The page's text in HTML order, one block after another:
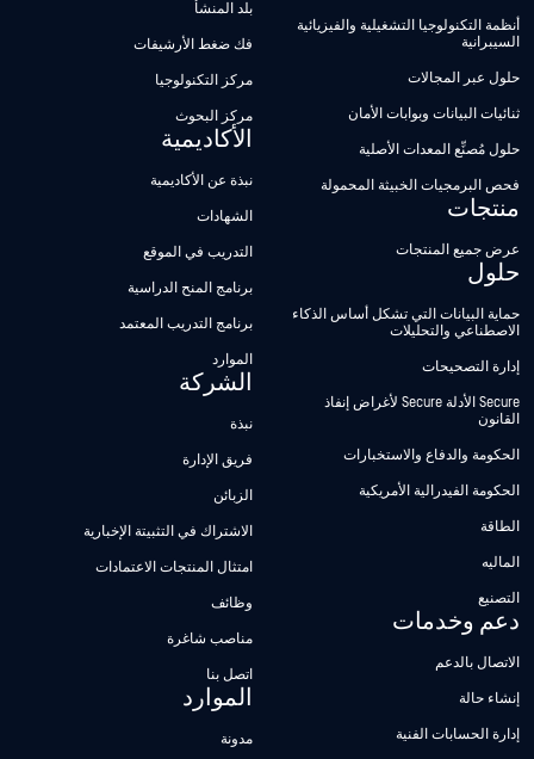
أنظمة التكنولوجيا التشغيلية والفيزيائية
السيبرانية
حلول عبر المجالات
ثنائيات البيانات وبوابات الأمان
حلول مُصنِّع المعدات الأصلية
فحص البرمجيات الخبيثة المحمولة
منتجات
عرض جميع المنتجات
حلول
حماية البيانات التي تشكل أساس الذكاء
الاصطناعي والتحليلات
إدارة التصحيحات
Secure الأدلة Secure لأغراض إنفاذ
القانون
الحكومة والدفاع والاستخبارات
الحكومة الفيدرالية الأمريكية
الطاقة
الماليه
التصنيع
دعم وخدمات
الاتصال بالدعم
إنشاء حالة
إدارة الحسابات الفنية
بلد المنشأ
فك ضغط الأرشيفات
مركز التكنولوجيا
مركز البحوث
الأكاديمية
نبذة عن الأكاديمية
الشهادات
التدريب في الموقع
برنامج المنح الدراسية
برنامج التدريب المعتمد
الموارد
الشركة
نبذة
فريق الإدارة
الزبائن
الاشتراك في التثبيتة الإخبارية
امتثال المنتجات الاعتمادات
وظائف
مناصب شاغرة
اتصل بنا
الموارد
مدونة